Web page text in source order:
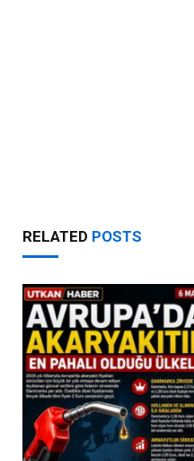
RELATED POSTS